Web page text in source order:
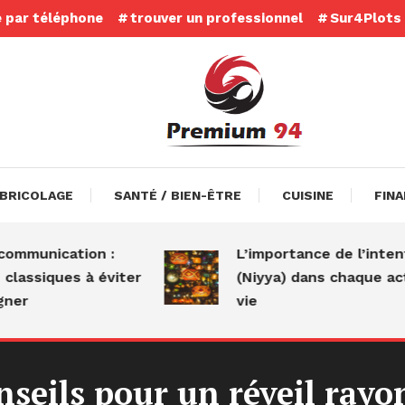
par téléphone trouver un professionnel Sur4Plots
SANTÉ / BIEN-ÊTRE CUISINE
:
à éviter
L’importance de
(Niyya) dans chaque acte
vie
pour un réveil